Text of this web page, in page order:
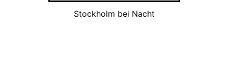
Stockholm bei Nacht